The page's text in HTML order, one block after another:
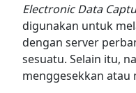
Electronic Data
digunakan untuk
dengan server
sesuatu. Selain itu,
menggesekkan atau